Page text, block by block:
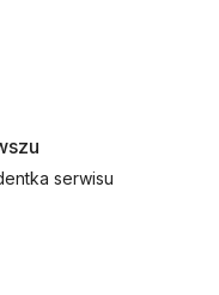
serwisu